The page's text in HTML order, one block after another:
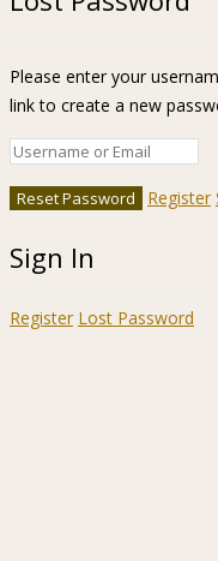
Please enter your
link to create a new
Register
Sign In
Register Lost Password